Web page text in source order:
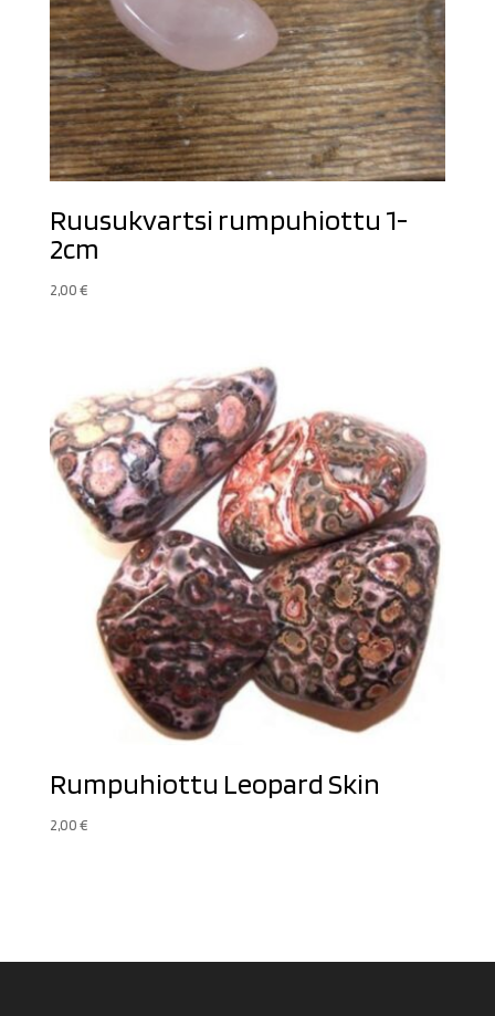
Ruusukvartsi rumpuhiottu 1-
2cm
2,00€
Rumpuhiottu Leopard Skin
2,00€